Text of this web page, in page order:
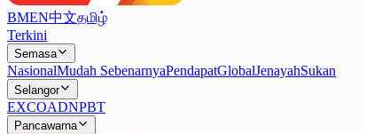
BMEN中文தமிழ்
Terkini
Semasa
NasionalMudah SebenarnyaPendapatGlobalJenayahSukan
Selangor
EXCOADNPBT
Pancawarna